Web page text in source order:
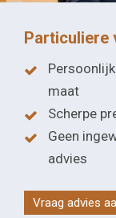
Particuliere
maat
Scherpe
Geen
advies
Vraag advies